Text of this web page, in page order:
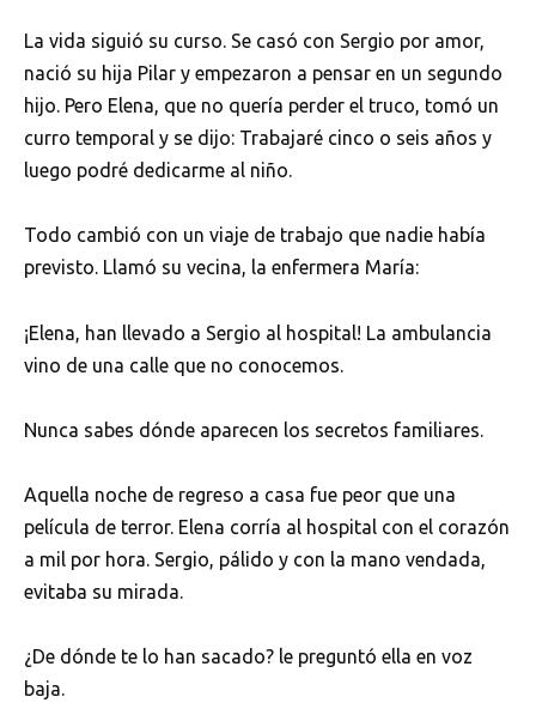
La vida siguió su curso. Se casó con Sergio por amor,
nació su hija Pilar y empezaron a pensar en un segundo
hijo. Pero Elena, que no quería perder el truco, tomó un
curro temporal y se dijo: Trabajaré cinco o seis años y
luego podré dedicarme al niño.
Todo cambió con un viaje de trabajo que nadie había
previsto. Llamó su vecina, la enfermera María:
¡Elena, han llevado a Sergio al hospital! La ambulancia
vino de una calle que no conocemos.
Nunca sabes dónde aparecen los secretos familiares.
Aquella noche de regreso a casa fue peor que una
película de terror. Elena corría al hospital con el corazón
a mil por hora. Sergio, pálido y con la mano vendada,
evitaba su mirada.
¿De dónde te lo han sacado? le preguntó ella en voz
baja.